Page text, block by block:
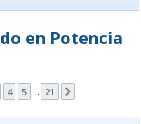
en Potencia
21
4 5 … 21